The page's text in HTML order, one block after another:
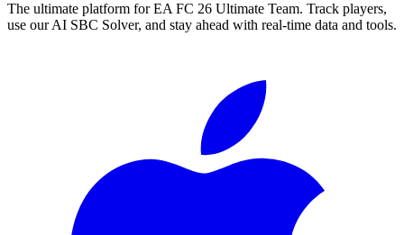
The ultimate platform for EA FC 26 Ultimate Team. Track players,
use our AI SBC Solver, and stay ahead with real-time data and tools.